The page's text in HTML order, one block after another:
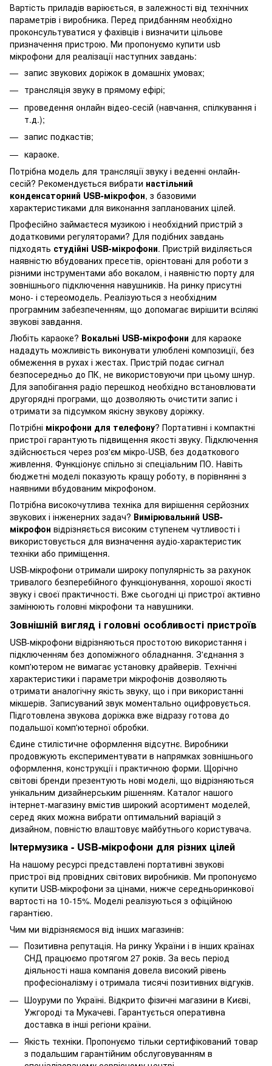
Вартість приладів варіюється, в залежності від технічних
параметрів і виробника. Перед придбанням необхідно
проконсультуватися у фахівців і визначити цільове
призначення пристрою. Ми пропонуємо купити usb
мікрофони для реалізації наступних завдань:
запис звукових доріжок в домашніх умовах;
трансляція звуку в прямому ефірі;
проведення онлайн відео-сесій (навчання, спілкування і
т.д.);
запис подкастів;
караоке.
Потрібна модель для трансляції звуку і веденні онлайн-
сесій? Рекомендується вибрати настільний
конденсаторний USB-мікрофон, з базовими
характеристиками для виконання запланованих цілей.
Професійно займаєтеся музикою і необхідний пристрій з
додатковими регуляторами? Для подібних завдань
підходять студійні USB-мікрофони. Пристрій виділяється
наявністю вбудованих пресетів, орієнтовані для роботи з
різними інструментами або вокалом, і наявністю порту для
зовнішнього підключення навушників. На ринку присутні
моно- і стереомодель. Реалізуються з необхідним
програмним забезпеченням, що допомагає вирішити всілякі
звукові завдання.
Любіть караоке? Вокальні USB-мікрофони для караоке
нададуть можливість виконувати улюблені композиції, без
обмеження в рухах і жестах. Пристрій подає сигнал
безпосередньо до ПК, не використовуючи при цьому шнур.
Для запобігання радіо перешкод необхідно встановлювати
другорядні програми, що дозволяють очистити запис і
отримати за підсумком якісну звукову доріжку.
Потрібні мікрофони для телефону? Портативні і компактні
пристрої гарантують підвищення якості звуку. Підключення
здійснюється через роз'єм мікро-USB, без додаткового
живлення. Функціонує спільно зі спеціальним ПО. Навіть
бюджетні моделі показують кращу роботу, в порівнянні з
наявними вбудованим мікрофоном.
Потрібна високочутлива техніка для вирішення серйозних
звукових і інженерних задач? Вимірювальний USB-
мікрофон відрізняється високим ступенем чутливості і
використовується для визначення аудіо-характеристик
техніки або приміщення.
USB-мікрофони отримали широку популярність за рахунок
тривалого безперебійного функціонування, хорошої якості
звуку і своєї практичності. Вже сьогодні ці пристрої активно
замінюють головні мікрофони та навушники.
Зовнішній вигляд і головні особливості пристроїв
USB-мікрофони відрізняються простотою використання і
підключенням без допоміжного обладнання. З'єднання з
комп'ютером не вимагає установку драйверів. Технічні
характеристики і параметри мікрофонів дозволяють
отримати аналогічну якість звуку, що і при використанні
мікшерів. Записуваний звук моментально оцифровується.
Підготовлена ​​звукова доріжка вже відразу готова до
подальшої комп'ютерної обробки.
Єдине стилістичне оформлення відсутнє. Виробники
продовжують експериментувати в напрямках зовнішнього
оформлення, конструкції і практичною форми. Щорічно
світові бренди презентують нові моделі, що відрізняються
унікальним дизайнерським рішенням. Каталог нашого
інтернет-магазину вмістив широкий асортимент моделей,
серед яких можна вибрати оптимальний варіацій з
дизайном, повністю влаштовує майбутнього користувача.
Інтермузика - USB-мікрофони для різних цілей
На нашому ресурсі представлені портативні звукові
пристрої від провідних світових виробників. Ми пропонуємо
купити USB-мікрофони за цінами, нижче середньоринкової
вартості на 10-15%. Моделі реалізуються з офіційною
гарантією.
Чим ми відрізняємося від інших магазинів:
Позитивна репутація. На ринку України і в інших країнах
СНД працюємо протягом 27 років. За весь період
діяльності наша компанія довела високий рівень
професіоналізму і отримала тисячі позитивних відгуків.
Шоуруми по Україні. Відкрито фізичні магазини в Києві,
Ужгороді та Мукачеві. Гарантується оперативна
доставка в інші регіони країни.
Якість техніки. Пропонуємо тільки сертифікований товар
з подальшим гарантійним обслуговуванням в